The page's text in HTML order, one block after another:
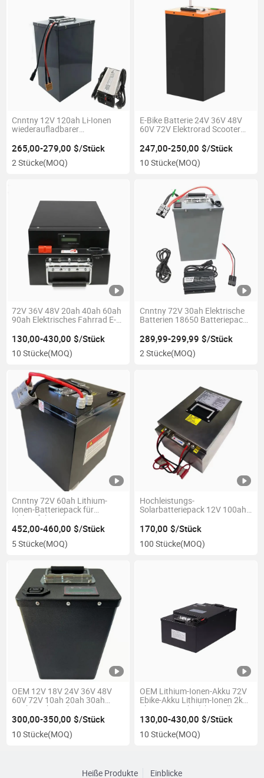
Cnntny 12V 120ah Li-Ionen
wiederaufladbarer
265,00-279,00 $/Stück
2 Stücke(MOQ)
E-Bike Batterie 24V 36V 48V
60V 72V Elektrorad Scooter
10ah 13ah 15ah 20ah 30ah
40ah 50ah
247,00-250,00 $/Stück
10 Stücke(MOQ)
72V 36V 48V 20ah 40ah 60ah
90ah Elektrisches Fahrrad E-
Batterien Ebike Batteriepack
maßgeschneiderte Batterie
130,00-430,00 $/Stück
10 Stücke(MOQ)
Cnntny 72V 30ah Elektrische
Batterien 18650 Batteriepack
289,99-299,99 $/Stück
2 Stücke(MOQ)
Cnntny 72V 60ah Lithium-
Ionen-Batteriepack für
Elektrofahrrad Scooter
452,00-460,00 $/Stück
5 Stücke(MOQ)
Hochleistungs-
Solarbatteriepack 12V 100ah
170,00 $/Stück
100 Stücke(MOQ)
OEM 12V 18V 24V 36V 48V
60V 72V 10ah 20ah 30ah
45ah 50ah 60ah
Wiederaufladbarer 18650
LiFePO4 Lithium-Akkupack für
Mobilitätswerkzeuge
300,00-350,00 $/Stück
10 Stücke(MOQ)
OEM Lithium-Ionen-Akku 72V
Ebike-Akku Lithium-Ionen 2kw
4kw 60V 40ah Elektroroller
Lithium-Batteriepack
130,00-430,00 $/Stück
10 Stücke(MOQ)
Heiße Produkte Einblicke